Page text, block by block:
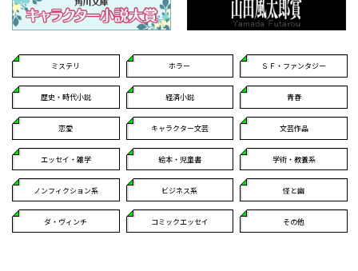
ミステリ ホラー ＳＦ・ファンタジー
歴史・時代小説 経済小説 青春
恋愛 キャラクター文芸 文芸作品
エッセイ・雑学 絵本・児童書 学術・教養系
ノンフィクション系 ビジネス系 怪と幽
ダ・ヴィンチ コミックエッセイ その他